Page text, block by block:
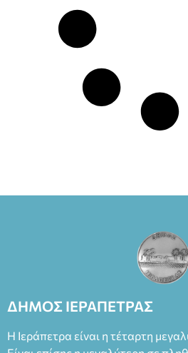
ΔΗΜΟΣ ΙΕΡΑΠΕΤΡΑΣ
Η Ιεράπετρα είναι η τέταρτη